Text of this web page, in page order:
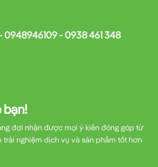
bạn!
đợi nhận được mọi ý kiến đóng góp từ
trải nghiệm dịch vụ và sản phẩm tốt hơn
- 0938 461 348